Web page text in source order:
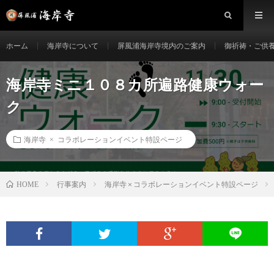
ホーム 海岸寺について 屏風浦海岸寺境内のご案内 御祈祷・ご供
海岸寺ミニ１０８カ所遍路健康ウォー
ク
海岸寺 × コラボレーションイベント特設ページ
HOME 行事案内 海岸寺 × コラボレーションイベント特設ページ